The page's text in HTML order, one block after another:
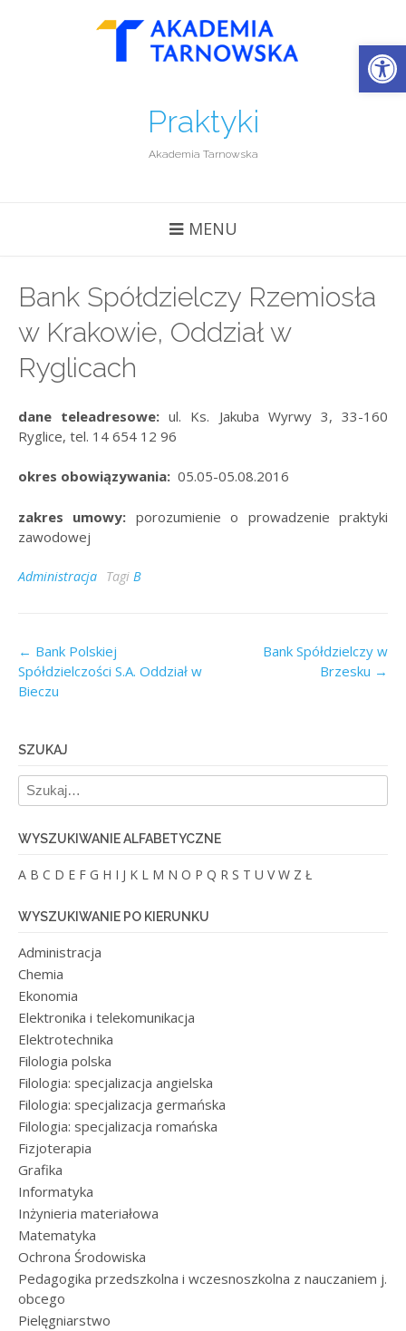
Praktyki
Akademia Tarnowska
MENU
Bank Spółdzielczy Rzemiosła
w Krakowie, Oddział w
Ryglicach
dane teleadresowe:ul. Ks. Jakuba Wyrwy 3, 33-160
Ryglice, tel. 14 654 12 96
okres obowiązywania: 05.05-05.08.2016
zakres umowy: porozumienie o prowadzenie praktyki
zawodowej
Administracja Tagi B
Post
navigation
← Bank Polskiej
Spółdzielczości S.A. Oddział w
Bieczu
Bank Spółdzielczy w
Brzesku →
SZUKAJ
WYSZUKIWANIE ALFABETYCZNE
A B C D E F G H I J K L M N O P Q R S T U V W Z Ł
WYSZUKIWANIE PO KIERUNKU
Administracja
Chemia
Ekonomia
Elektronika i telekomunikacja
Elektrotechnika
Filologia polska
Filologia: specjalizacja angielska
Filologia: specjalizacja germańska
Filologia: specjalizacja romańska
Fizjoterapia
Grafika
Informatyka
Inżynieria materiałowa
Matematyka
Ochrona Środowiska
Pedagogika przedszkolna i wczesnoszkolna z nauczaniem j.
obcego
Pielęgniarstwo